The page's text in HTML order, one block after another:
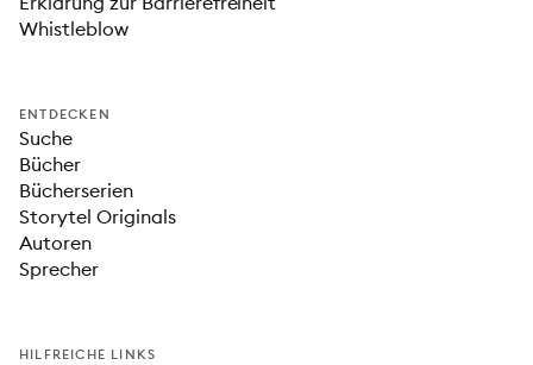
Whistleblow
ENTDECKEN
Suche
Bücher
Bücherserien
Storytel Originals
Autoren
Sprecher
HILFREICHE LINKS